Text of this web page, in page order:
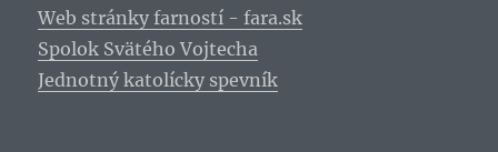
Web stránky farností - fara.sk
Spolok Svätého Vojtecha
Jednotný katolícky spevník